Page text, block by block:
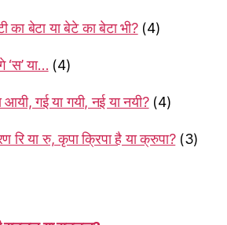
का बेटा या बेटे का बेटा भी? (4)
‘स’ या… (4)
गई या गयी, नई या नयी? (4)
रि या रु, कृपा क्रिपा है या क्रुपा? (3)